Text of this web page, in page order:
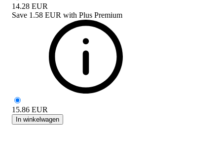
14.28 EUR
Save 1.58 EUR with Plus Premium
15.86 EUR
In winkelwagen